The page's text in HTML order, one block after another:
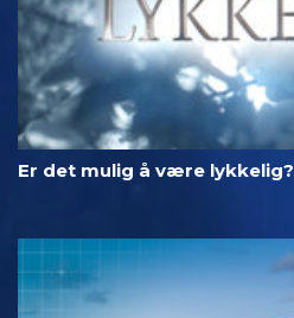
Er det mulig å være lykkelig?